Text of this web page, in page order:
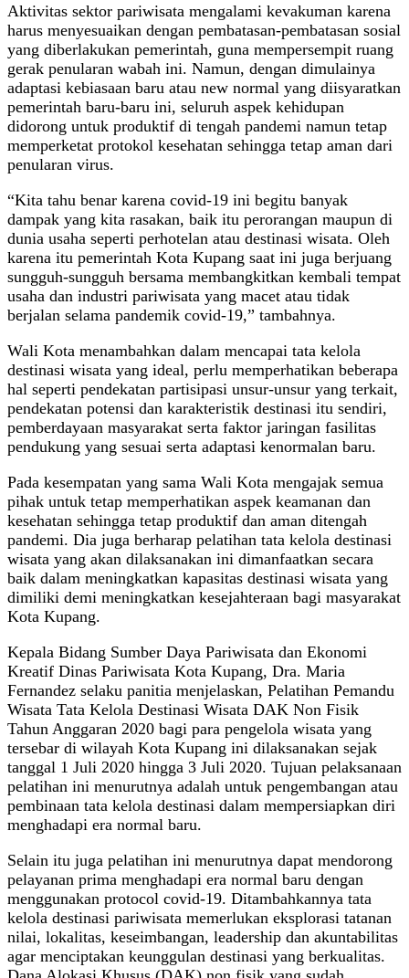
Aktivitas sektor pariwisata mengalami kevakuman karena
harus menyesuaikan dengan pembatasan-pembatasan sosial
yang diberlakukan pemerintah, guna mempersempit ruang
gerak penularan wabah ini. Namun, dengan dimulainya
adaptasi kebiasaan baru atau new normal yang diisyaratkan
pemerintah baru-baru ini, seluruh aspek kehidupan
didorong untuk produktif di tengah pandemi namun tetap
memperketat protokol kesehatan sehingga tetap aman dari
penularan virus.
“Kita tahu benar karena covid-19 ini begitu banyak
dampak yang kita rasakan, baik itu perorangan maupun di
dunia usaha seperti perhotelan atau destinasi wisata. Oleh
karena itu pemerintah Kota Kupang saat ini juga berjuang
sungguh-sungguh bersama membangkitkan kembali tempat
usaha dan industri pariwisata yang macet atau tidak
berjalan selama pandemik covid-19,” tambahnya.
Wali Kota menambahkan dalam mencapai tata kelola
destinasi wisata yang ideal, perlu memperhatikan beberapa
hal seperti pendekatan partisipasi unsur-unsur yang terkait,
pendekatan potensi dan karakteristik destinasi itu sendiri,
pemberdayaan masyarakat serta faktor jaringan fasilitas
pendukung yang sesuai serta adaptasi kenormalan baru.
Pada kesempatan yang sama Wali Kota mengajak semua
pihak untuk tetap memperhatikan aspek keamanan dan
kesehatan sehingga tetap produktif dan aman ditengah
pandemi. Dia juga berharap pelatihan tata kelola destinasi
wisata yang akan dilaksanakan ini dimanfaatkan secara
baik dalam meningkatkan kapasitas destinasi wisata yang
dimiliki demi meningkatkan kesejahteraan bagi masyarakat
Kota Kupang.
Kepala Bidang Sumber Daya Pariwisata dan Ekonomi
Kreatif Dinas Pariwisata Kota Kupang, Dra. Maria
Fernandez selaku panitia menjelaskan, Pelatihan Pemandu
Wisata Tata Kelola Destinasi Wisata DAK Non Fisik
Tahun Anggaran 2020 bagi para pengelola wisata yang
tersebar di wilayah Kota Kupang ini dilaksanakan sejak
tanggal 1 Juli 2020 hingga 3 Juli 2020. Tujuan pelaksanaan
pelatihan ini menurutnya adalah untuk pengembangan atau
pembinaan tata kelola destinasi dalam mempersiapkan diri
menghadapi era normal baru.
Selain itu juga pelatihan ini menurutnya dapat mendorong
pelayanan prima menghadapi era normal baru dengan
menggunakan protocol covid-19. Ditambahkannya tata
kelola destinasi pariwisata memerlukan eksplorasi tatanan
nilai, lokalitas, keseimbangan, leadership dan akuntabilitas
agar menciptakan keunggulan destinasi yang berkualitas.